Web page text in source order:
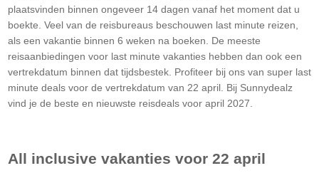
plaatsvinden binnen ongeveer 14 dagen vanaf het moment dat u
boekte. Veel van de reisbureaus beschouwen last minute reizen,
als een vakantie binnen 6 weken na boeken. De meeste
reisaanbiedingen voor last minute vakanties hebben dan ook een
vertrekdatum binnen dat tijdsbestek. Profiteer bij ons van super last
minute deals voor de vertrekdatum van 22 april. Bij Sunnydealz
vind je de beste en nieuwste reisdeals voor april 2027.
All inclusive vakanties voor 22 april